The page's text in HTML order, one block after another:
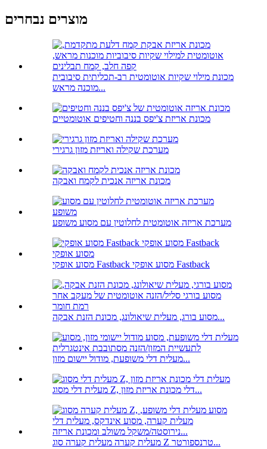
מוצרים נבחרים
מכונת מילוי שקיות אוטומטית רב-תכליתית סיבובית
מוכנה מראש...
מכונת אריזת צ'יפס בננה וחטיפים אוטומטיים
מערכת שקילה ואריזת מזון גרגירי
מכונת אריזה אנכית לקמח ואבקה
מערכת אריזה אוטומטית לחלוטין עם מסוע משופע
מסוע אופקי Fastback מסוע אופקי Fastback
מסוע בורג, מעלית שיאולונג, מכונת הזנת אבקה...
מעלית דלי משופעת, מודול יישום מזון...
מעלית דלי מסוג Z, דלי מכונת אריזת מזון...
מעלית קערה מעלית קערה סוג Z טרנספורטר...